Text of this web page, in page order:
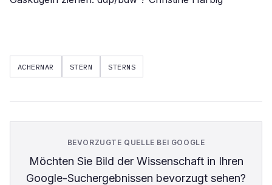
ACHERNAR STERN STERNS
BEVORZUGTE QUELLE BEI GOOGLE
Möchten Sie Bild der Wissenschaftin Ihren
Google-Suchergebnissen bevorzugt sehen?